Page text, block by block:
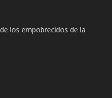
los empobrecidos de la